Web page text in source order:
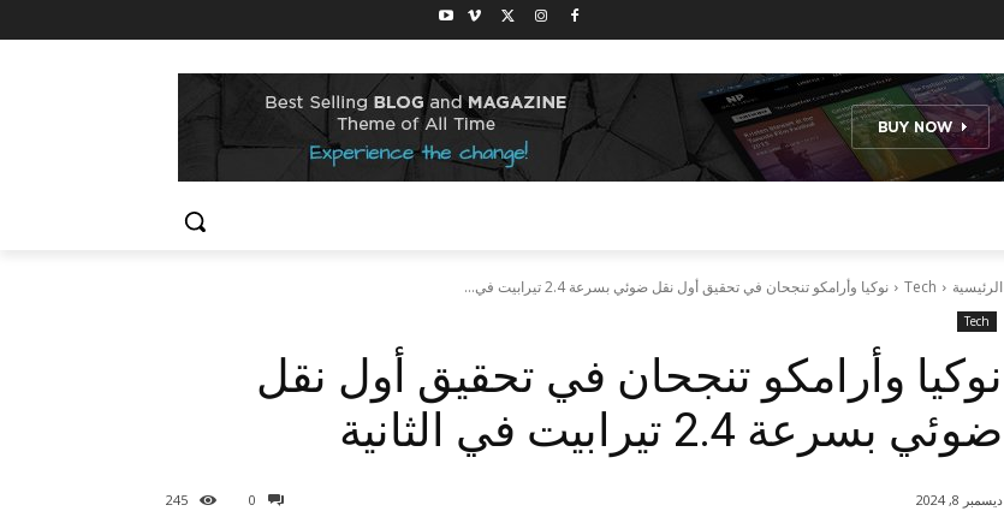
الرئيسية Tech نوكيا وأرامكو تنجحان في تحقيق أول نقل ضوئي بسرعة 2.4 تيرابيت في...
Tech
نوكيا وأرامكو تنجحان في تحقيق أول نقل
ضوئي بسرعة 2.4 تيرابيت في الثانية
0
245 ديسمبر 8, 2024